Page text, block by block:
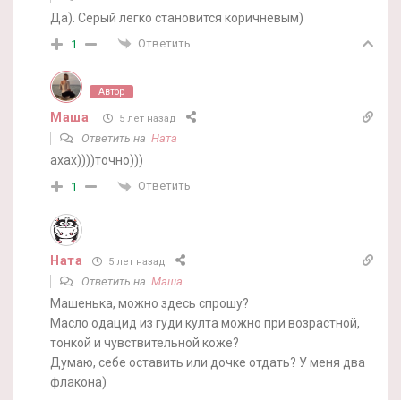
Да). Серый легко становится коричневым)
1 Ответить
Автор
Маша 5 лет назад
Ответить на Ната
ахах))))точно)))
1 Ответить
Ната 5 лет назад
Ответить на Маша
Машенька, можно здесь спрошу?
Масло одацид из гуди култа можно при возрастной,
тонкой и чувствительной коже?
Думаю, себе оставить или дочке отдать? У меня два
флакона)